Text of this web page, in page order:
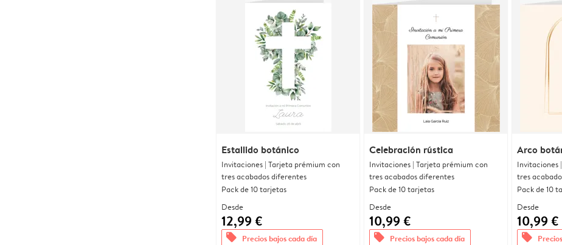
Estallido botánico
Invitaciones | Tarjeta prémium con
tres acabados diferentes
Pack de 10 tarjetas
Desde
12,99 €
offers Precios bajos cada día
Celebración rústica
Invitaciones | Tarjeta prémium con
tres acabados diferentes
Pack de 10 tarjetas
Desde
10,99 €
offers Precios bajos cada día
Arco
Invitaciones
tres
Pack de 10
Desde
10,99 €
offers